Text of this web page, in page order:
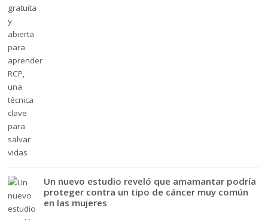
Un nuevo estudio reveló que amamantar podría
proteger contra un tipo de cáncer muy común
en las mujeres